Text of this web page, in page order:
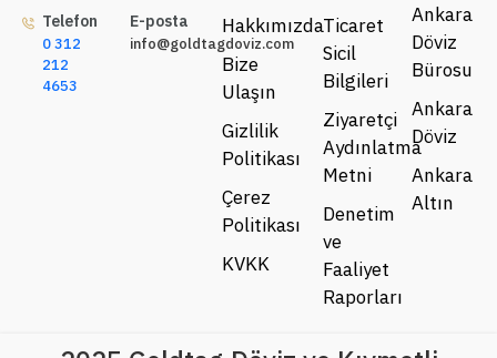
Telefon
0 312
212
4653
E-posta
info@goldtagdoviz.com
Hakkımızda
Bize
Ulaşın
Gizlilik
Politikası
Çerez
Politikası
KVKK
Ticaret
Sicil
Bilgileri
Ziyaretçi
Aydınlatma
Metni
Denetim
ve
Faaliyet
Raporları
Ankara
Döviz
Bürosu
Ankara
Döviz
Ankara
Altın